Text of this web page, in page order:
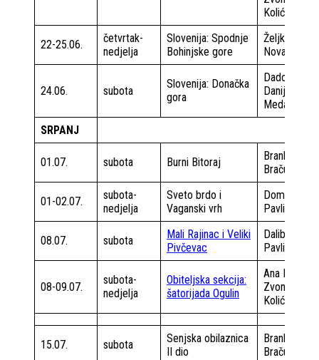
Kolić
22-25.06.
četvrtak-
nedjelja
Slovenija: Spodnje
Bohinjske gore
Željko
Novak
24.06. subota
Slovenija: Donačka
gora
Dado Ulipi
Danijela
Medaković
SRPANJ
01.07. subota Burni Bitoraj
Brankica
Bračun
01-02.07.
subota-
nedjelja
Sveto brdo i
Vaganski vrh
Domagoj
Pavlin
08.07. subota
Mali Rajinac i Veliki
Pivčevac
Daliborka
Pavlin
08-09.07.
subota-
nedjelja
Obiteljska sekcija:
šatorijada Ogulin
Ana Milin
Zvonko
Kolić
15.07. subota
Senjska obilaznica
II dio
Brankica
Bračun